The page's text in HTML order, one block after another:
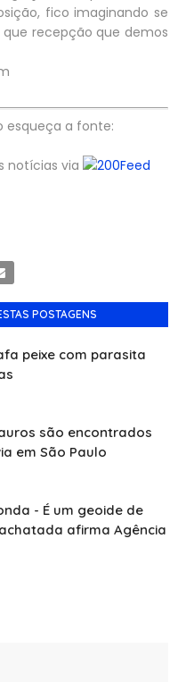
fico imaginando se
recepção que demos
esqueça a fonte:
notícias via
Feed
POSTAGENS
peixe com parasita
são encontrados
em São Paulo
- É um geoide de
afirma Agência